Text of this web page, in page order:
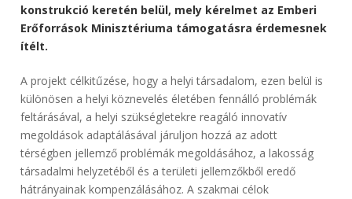
konstrukció keretén belül, mely kérelmet az Emberi
Erőforrások Minisztériuma támogatásra érdemesnek
ítélt.
A projekt célkitűzése, hogy a helyi társadalom, ezen belül is
különösen a helyi köznevelés életében fennálló problémák
feltárásával, a helyi szükségletekre reagáló innovatív
megoldások adaptálásával járuljon hozzá az adott
térségben jellemző problémák megoldásához, a lakosság
társadalmi helyzetéből és a területi jellemzőkből eredő
hátrányainak kompenzálásához. A szakmai célok